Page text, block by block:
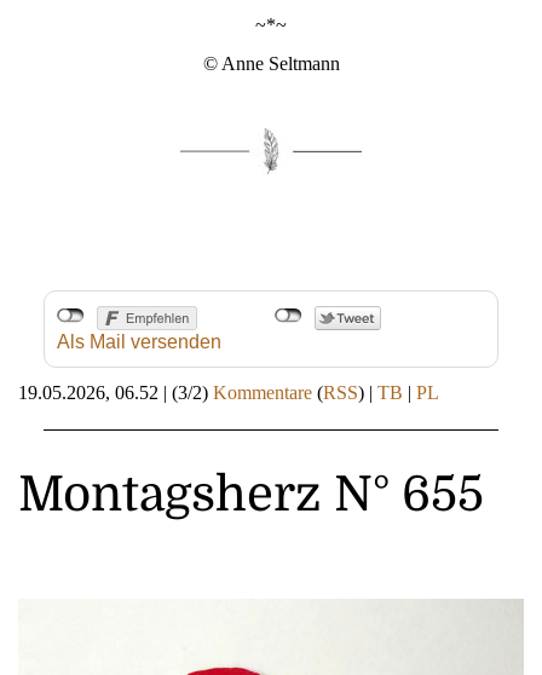
~*~
© Anne Seltmann
Als Mail versenden
19.05.2026, 06.52 | (3/2) Kommentare (RSS) | TB | PL
Montagsherz N° 655